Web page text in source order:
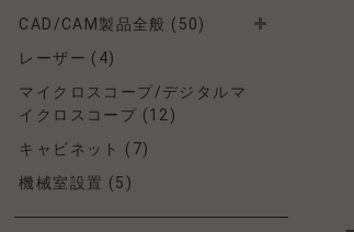
CAD/CAM製品全般 (50)
レーザー (4)
マイクロスコープ/デジタルマ
イクロスコープ (12)
キャビネット (7)
機械室設置 (5)